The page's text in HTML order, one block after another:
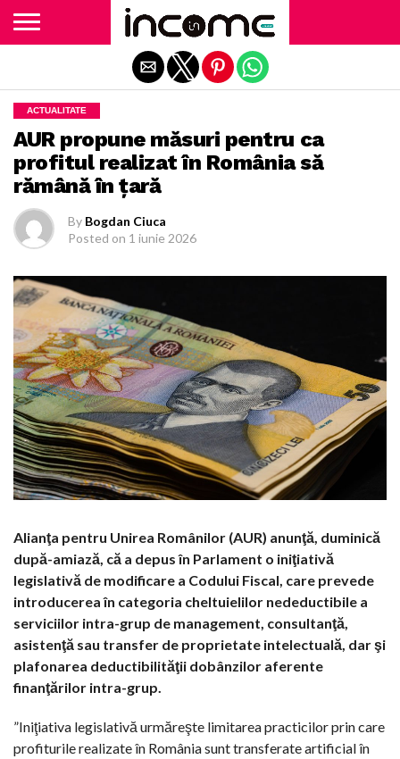
ACTUALITATE
AUR propune măsuri pentru ca
profitul realizat în România să
rămână în ţară
By Bogdan Ciuca
Posted on 1 iunie 2026
Alianţa pentru Unirea Românilor (AUR) anunţă, duminică
după-amiază, că a depus în Parlament o iniţiativă
legislativă de modificare a Codului Fiscal, care prevede
introducerea în categoria cheltuielilor nedeductibile a
serviciilor intra-grup de management, consultanţă,
asistenţă sau transfer de proprietate intelectuală, dar şi
plafonarea deductibilităţii dobânzilor aferente
finanţărilor intra-grup.
”Iniţiativa legislativă urmăreşte limitarea practicilor prin care
profiturile realizate în România sunt transferate artificial în
Exit mobile version